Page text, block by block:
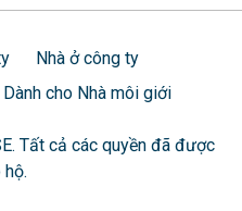
Nhà ở công ty
Dành cho Nhà môi giới
Tất cả các quyền đã được
hộ.